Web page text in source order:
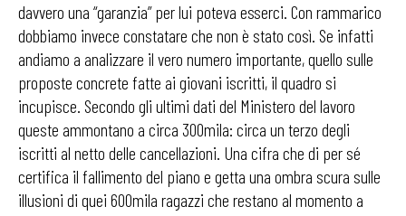
davvero una “garanzia” per lui poteva esserci. Con rammarico
dobbiamo invece constatare che non è stato così. Se infatti
andiamo a analizzare il vero numero importante, quello sulle
proposte concrete fatte ai giovani iscritti, il quadro si
incupisce. Secondo gli ultimi dati del Ministero del lavoro
queste ammontano a circa 300mila: circa un terzo degli
iscritti al netto delle cancellazioni. Una cifra che di per sé
certifica il fallimento del piano e getta una ombra scura sulle
illusioni di quei 600mila ragazzi che restano al momento a